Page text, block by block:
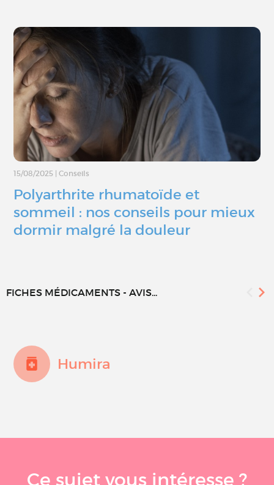
15/08/2025 | Conseils
Polyarthrite rhumatoïde et
sommeil : nos conseils pour mieux
dormir malgré la douleur
FICHES MÉDICAMENTS - AVIS...
Humira
Ce sujet vous intéresse ?